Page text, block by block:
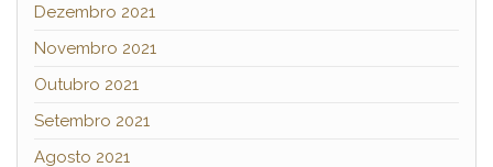
Dezembro 2021
Novembro 2021
Outubro 2021
Setembro 2021
Agosto 2021